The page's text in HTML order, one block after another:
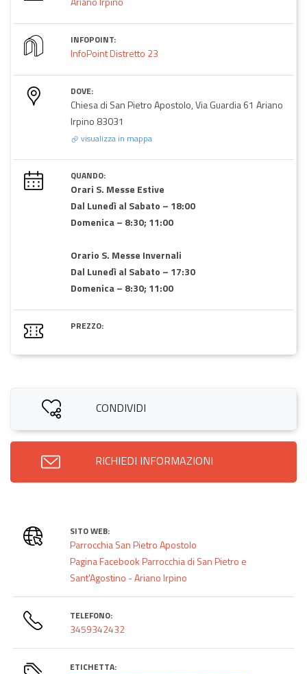
INFOPOINT:
InfoPoint Distretto 23
DOVE:
Chiesa di San Pietro Apostolo, Via Guardia 61 Ariano
Irpino 83031
visualizza in mappa
QUANDO:
Orari S. Messe Estive
Dal Lunedì al Sabato – 18:00
Domenica – 8:30; 11:00
Orario S. Messe Invernali
Dal Lunedì al Sabato – 17:30
Domenica – 8:30; 11:00
PREZZO:
CONDIVIDI
RICHIEDI INFORMAZIONI
SITO WEB:
Parrocchia San Pietro Apostolo
Pagina Facebook Parrocchia di San Pietro e
Sant'Agostino - Ariano Irpino
TELEFONO:
3459342432
ETICHETTA: